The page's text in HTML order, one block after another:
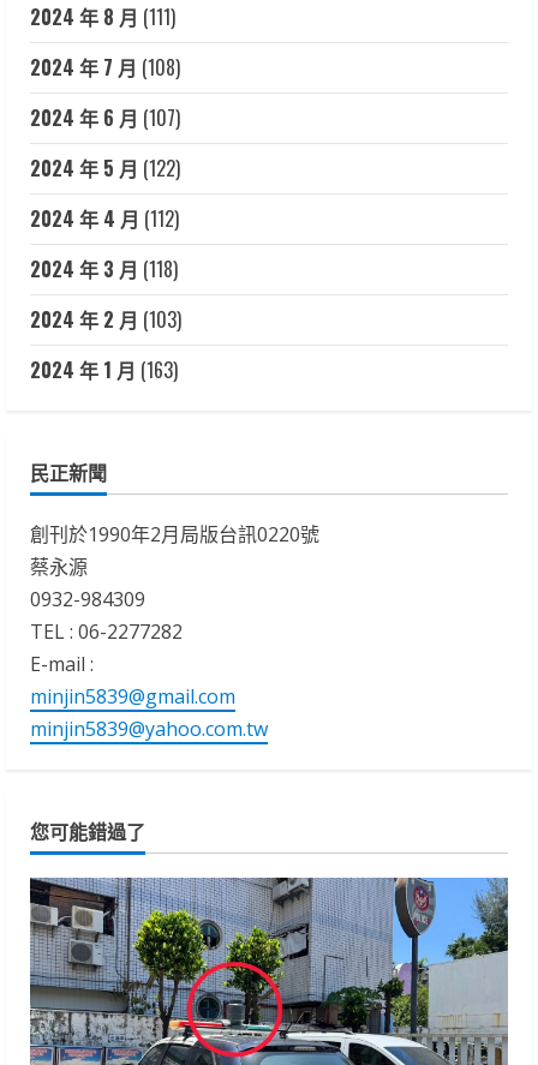
2024 年 8 月 (111)
2024 年 7 月 (108)
2024 年 6 月 (107)
2024 年 5 月 (122)
2024 年 4 月 (112)
2024 年 3 月 (118)
2024 年 2 月 (103)
2024 年 1 月 (163)
民正新聞
創刊於1990年2月局版台訊0220號
蔡永源
0932-984309
TEL : 06-2277282
E-mail :
minjin5839@gmail.com
minjin5839@yahoo.com.tw
您可能錯過了